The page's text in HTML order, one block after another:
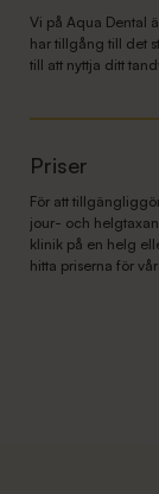
Vi på Aqua Dental
har tillgång till det
till att nyttja ditt
Priser
För att
jour- och
klinik på en helg
hitta priserna för